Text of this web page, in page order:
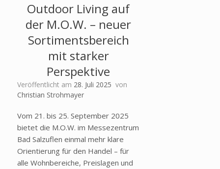
Outdoor Living auf
der M.O.W. – neuer
Sortimentsbereich
mit starker
Perspektive
Veröffentlicht am 28. Juli 2025 von
Christian Strohmayer
Vom 21. bis 25. September 2025
bietet die M.O.W. im Messezentrum
Bad Salzuflen einmal mehr klare
Orientierung für den Handel – für
alle Wohnbereiche, Preislagen und